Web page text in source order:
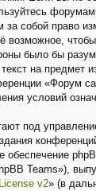
собой право
возможное,
было бы
на предмет
«Форум
условий
под
обеспечение
Teams»),
v2» (в